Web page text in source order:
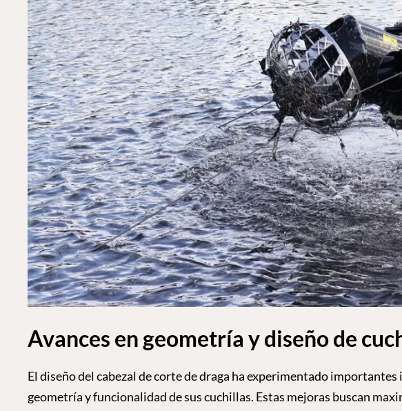
Avances en geometría y diseño de
El diseño del cabezal de corte de draga ha experimentado
geometría y funcionalidad de sus cuchillas. Estas mejoras buscan